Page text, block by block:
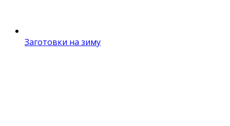
Заготовки на зиму